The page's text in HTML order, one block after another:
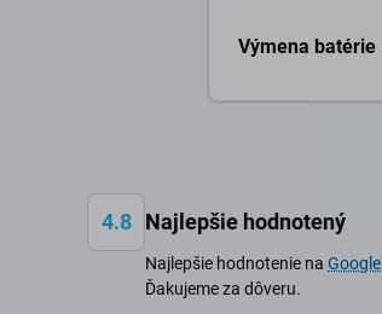
Výmena batérie
4.8 Najlepšie hodnotený
Najlepšie hodnotenie na Google
Ďakujeme za dôveru.